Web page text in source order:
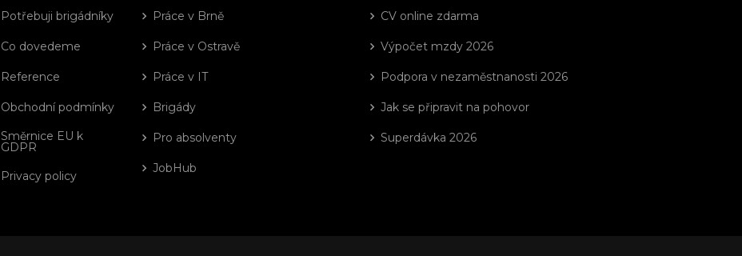
Potřebuji brigádníky
Co dovedeme
Reference
Obchodní podmínky
Směrnice EU k
GDPR
Privacy policy
Práce v Brně
Práce v Ostravě
Práce v IT
Brigády
Pro absolventy
JobHub
CV online zdarma
Výpočet mzdy 2026
Podpora v nezaměstnanosti 2026
Jak se připravit na pohovor
Superdávka 2026